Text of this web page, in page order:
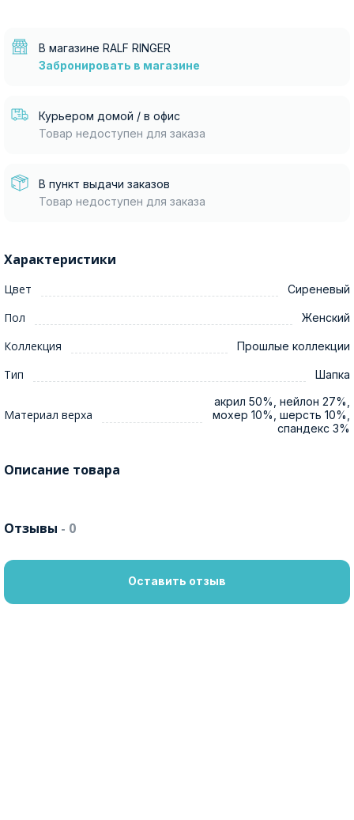
В магазине RALF RINGER
Забронировать в магазине
Курьером домой / в офис
Товар недоступен для заказа
В пункт выдачи заказов
Товар недоступен для заказа
Характеристики
Цвет Сиреневый
Пол Женский
Коллекция Прошлые коллекции
Тип Шапка
Материал верха
акрил 50%, нейлон 27%,
мохер 10%, шерсть 10%,
спандекс 3%
Описание товара
Отзывы - 0
Оставить отзыв